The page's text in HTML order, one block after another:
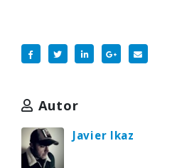
Autor
Javier Ikaz